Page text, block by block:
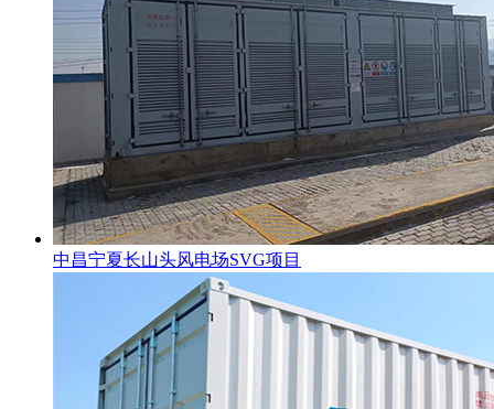
中昌宁夏长山头风电场SVG项目